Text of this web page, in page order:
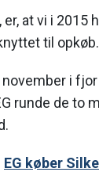
er, at vi i
til
november i
runde de to
EG køber